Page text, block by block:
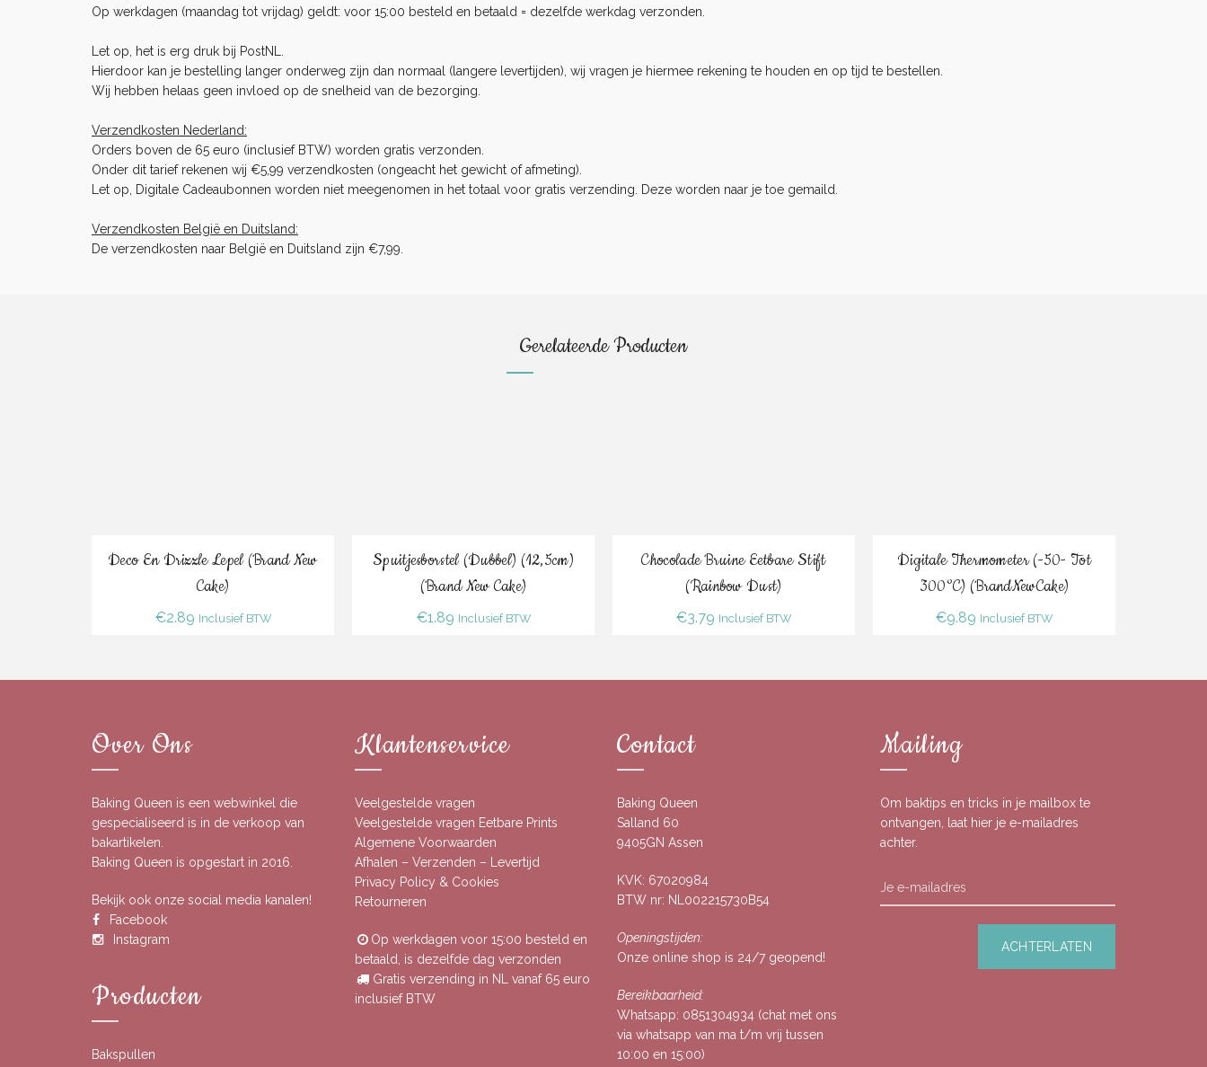
Op werkdagen (maandag tot vrijdag) geldt: voor 15:00 besteld en betaald = dezelfde werkdag verzonden.
Let op, het is erg druk bij PostNL.
Hierdoor kan je bestelling langer onderweg zijn dan normaal (langere levertijden), wij vragen je hiermee rekening te houden en op tijd te bestellen.
Wij hebben helaas geen invloed op de snelheid van de bezorging.
Verzendkosten Nederland:
Orders boven de 65 euro (inclusief BTW) worden gratis verzonden.
Onder dit tarief rekenen wij €5,99 verzendkosten (ongeacht het gewicht of afmeting).
Let op, Digitale Cadeaubonnen worden niet meegenomen in het totaal voor gratis verzending. Deze worden naar je toe gemaild.
Verzendkosten België en Duitsland:
De verzendkosten naar België en Duitsland zijn €7,99.
Gerelateerde Producten
Bestel
Deco En Drizzle Lepel (Brand New
Cake)
€2.89 Inclusief BTW
Bestel
Spuitjesborstel (dubbel) (12,5cm)
(Brand New Cake)
€1.89 Inclusief BTW
Bestel
Chocolade Bruine Eetbare Stift
(Rainbow Dust)
€3.79 Inclusief BTW
Bestel
Digitale Thermometer (-50- Tot
300°C) (BrandNewCake)
€9.89 Inclusief BTW
Over Ons
Baking Queen is een webwinkel die
gespecialiseerd is in de verkoop van
bakartikelen.
Baking Queen is opgestart in 2016.
Bekijk ook onze social media kanalen!
Facebook
Instagram
Producten
Bakspullen
Klantenservice
Veelgestelde vragen
Veelgestelde vragen Eetbare Prints
Algemene Voorwaarden
Afhalen – Verzenden – Levertijd
Privacy Policy & Cookies
Retourneren
Op werkdagen voor 15:00 besteld en
betaald, is dezelfde dag verzonden
Gratis verzending in NL vanaf 65 euro
inclusief BTW
Contact
Baking Queen
Salland 60
9405GN Assen
KVK: 67020984
BTW nr: NL002215730B54
Openingstijden:
Onze online shop is 24/7 geopend!
Bereikbaarheid:
Whatsapp: 0851304934 (chat met ons
via whatsapp van ma t/m vrij tussen
10:00 en 15:00)
Mailing
Om baktips en tricks in je mailbox te
ontvangen, laat hier je e-mailadres
achter.